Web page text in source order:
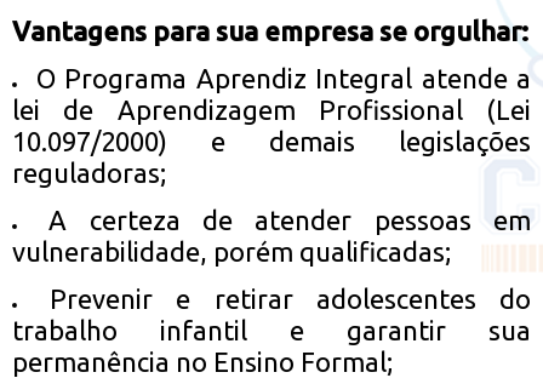
Vantagens para sua empresa se orgulhar:
O Programa Aprendiz Integral atende a
lei de Aprendizagem Profissional (Lei
10.097/2000) e demais legislações
reguladoras;
A certeza de atender pessoas em
vulnerabilidade, porém qualificadas;
Prevenir e retirar adolescentes do
trabalho infantil e garantir sua
permanência no Ensino Formal;